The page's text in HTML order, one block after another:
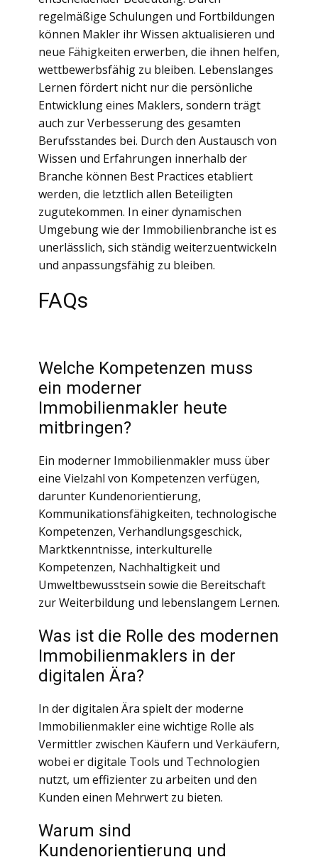
regelmäßige Schulungen und Fortbildungen
können Makler ihr Wissen aktualisieren und
neue Fähigkeiten erwerben, die ihnen helfen,
wettbewerbsfähig zu bleiben. Lebenslanges
Lernen fördert nicht nur die persönliche
Entwicklung eines Maklers, sondern trägt
auch zur Verbesserung des gesamten
Berufsstandes bei. Durch den Austausch von
Wissen und Erfahrungen innerhalb der
Branche können Best Practices etabliert
werden, die letztlich allen Beteiligten
zugutekommen. In einer dynamischen
Umgebung wie der Immobilienbranche ist es
unerlässlich, sich ständig weiterzuentwickeln
und anpassungsfähig zu bleiben.
FAQs
Welche Kompetenzen muss
ein moderner
Immobilienmakler heute
mitbringen?
Ein moderner Immobilienmakler muss über
eine Vielzahl von Kompetenzen verfügen,
darunter Kundenorientierung,
Kommunikationsfähigkeiten, technologische
Kompetenzen, Verhandlungsgeschick,
Marktkenntnisse, interkulturelle
Kompetenzen, Nachhaltigkeit und
Umweltbewusstsein sowie die Bereitschaft
zur Weiterbildung und lebenslangem Lernen.
Was ist die Rolle des modernen
Immobilienmaklers in der
digitalen Ära?
In der digitalen Ära spielt der moderne
Immobilienmakler eine wichtige Rolle als
Vermittler zwischen Käufern und Verkäufern,
wobei er digitale Tools und Technologien
nutzt, um effizienter zu arbeiten und den
Kunden einen Mehrwert zu bieten.
Warum sind
Kundenorientierung und